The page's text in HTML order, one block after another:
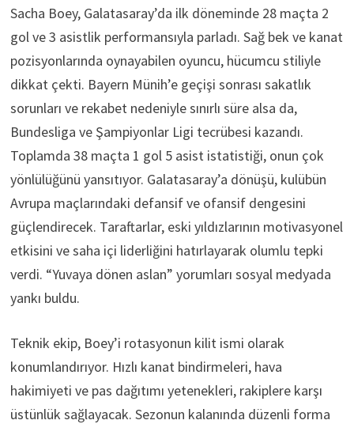
Sacha Boey, Galatasaray’da ilk döneminde 28 maçta 2
gol ve 3 asistlik performansıyla parladı. Sağ bek ve kanat
pozisyonlarında oynayabilen oyuncu, hücumcu stiliyle
dikkat çekti. Bayern Münih’e geçişi sonrası sakatlık
sorunları ve rekabet nedeniyle sınırlı süre alsa da,
Bundesliga ve Şampiyonlar Ligi tecrübesi kazandı.
Toplamda 38 maçta 1 gol 5 asist istatistiği, onun çok
yönlülüğünü yansıtıyor. Galatasaray’a dönüşü, kulübün
Avrupa maçlarındaki defansif ve ofansif dengesini
güçlendirecek. Taraftarlar, eski yıldızlarının motivasyonel
etkisini ve saha içi liderliğini hatırlayarak olumlu tepki
verdi. “Yuvaya dönen aslan” yorumları sosyal medyada
yankı buldu.
Teknik ekip, Boey’i rotasyonun kilit ismi olarak
konumlandırıyor. Hızlı kanat bindirmeleri, hava
hakimiyeti ve pas dağıtımı yetenekleri, rakiplere karşı
üstünlük sağlayacak. Sezonun kalanında düzenli forma